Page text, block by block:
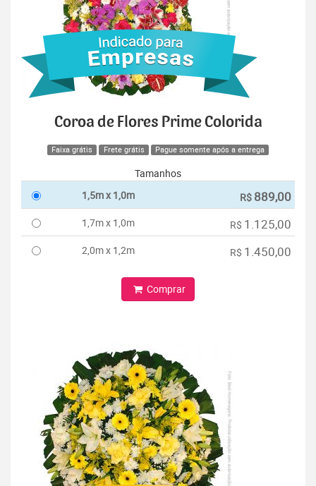
Coroa de Flores Prime Colorida
Faixa grátis Frete grátis Pague somente após a entrega
Tamanhos
1,5m x 1,0m
R$ 889,00
1,7m x 1,0m R$ 1.125,00
2,0m x 1,2m R$ 1.450,00
Comprar